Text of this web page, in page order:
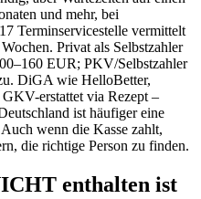
und mehr, bei
Terminservicestelle vermittelt
Privat als Selbstzahler
EUR; PKV/Selbstzahler
DiGA wie HelloBetter,
erstattet via Rezept –
ist häufiger eine
wenn die Kasse zahlt,
die richtige Person zu finden.
enthalten ist